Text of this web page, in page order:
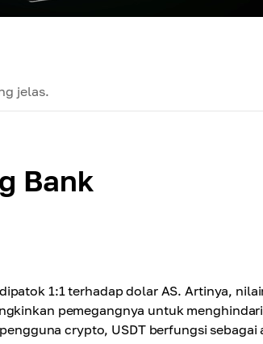
jelas.
Bank
1:1 terhadap dolar AS. Artinya,
pemegangnya untuk menghindari
crypto, USDT berfungsi sebagai